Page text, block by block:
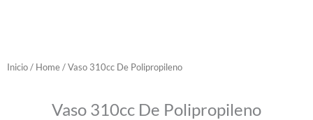
Inicio/ Home/ Vaso 310cc De Polipropileno
Vaso 310cc De Polipropileno